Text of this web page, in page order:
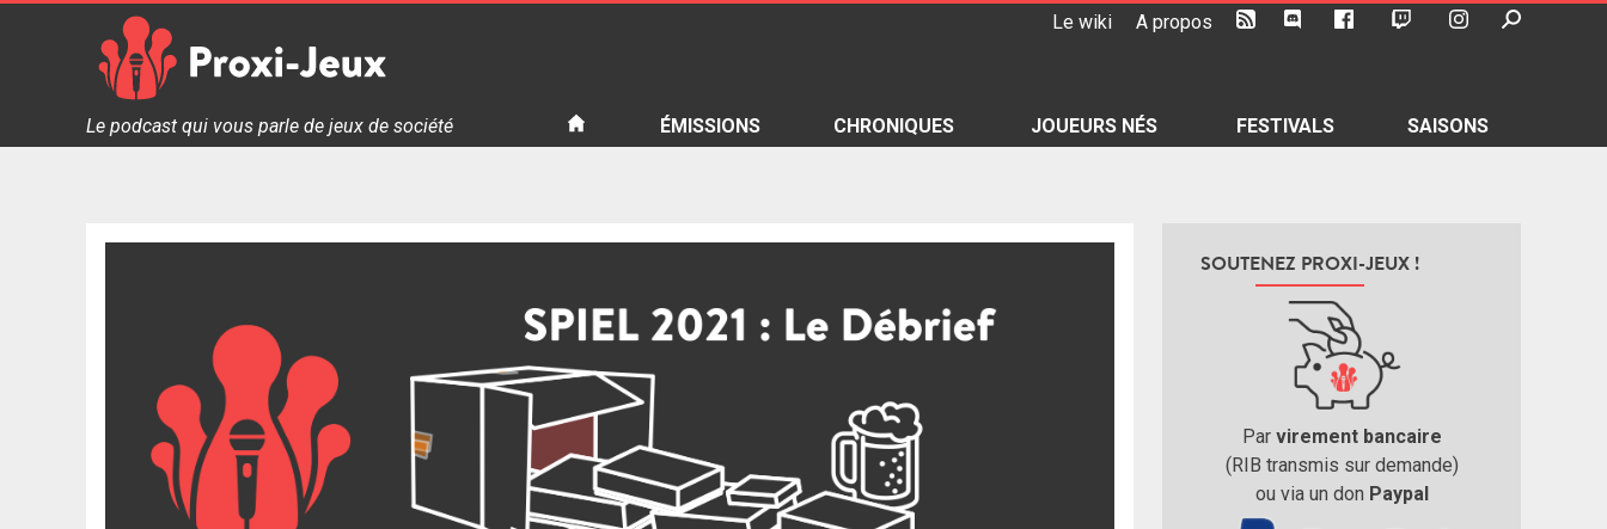
Le wiki A propos
Proxi Jeux - Le podcast qui vous parle de jeux de société
Le podcast qui vous parle de jeux de société ÉMISSIONS CHRONIQUES JOUEURS NÉS FESTIVALS SAISONS
SOUTENEZ PROXI-JEUX !
Par virement bancaire
(RIB transmis sur demande)
ou via un don Paypal